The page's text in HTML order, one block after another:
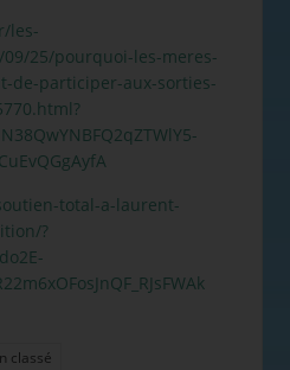
les-
25/pourquoi-les-meres-
de-participer-aux-sorties-
total-a-laurent-
?
classé